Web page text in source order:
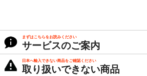
まずはこちらをお読みください
サービスのご案内
日本へ輸入できない商品をご確認ください
取り扱いできない商品